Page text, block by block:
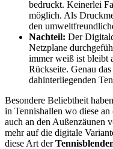
bedruckt. Keinerlei
möglich. Als
den
Nachteil: Der
Netzplane
immer weiß ist bleibt
Rückseite. Genau
dahinterliegenden
Besondere Beliebtheit
in Tennishallen wo diese
auch an den Außenzäunen
mehr auf die digitale
diese Art der